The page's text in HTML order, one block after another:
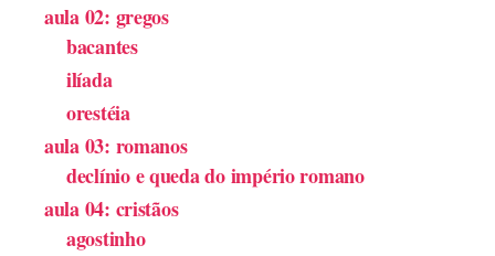
aula 02: gregos
bacantes
ilíada
orestéia
aula 03: romanos
declínio e queda do império romano
aula 04: cristãos
agostinho